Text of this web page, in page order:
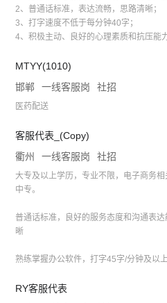
2、普通话标准，表达流畅，思路清晰；
3、打字速度不低于每分钟40字；
4、积极主动、良好的心理素质和抗压能
MTYY(1010)
邯郸
一线客服岗 社招
医药配送
客服代表_(Copy)
衢州
一线客服岗 社招
大专及以上学历，专业不限，电子商务
中专。
普通话标准，良好的服务态度和沟通表
晰
熟练掌握办公软件，打字45字/分钟及以
RY客服代表